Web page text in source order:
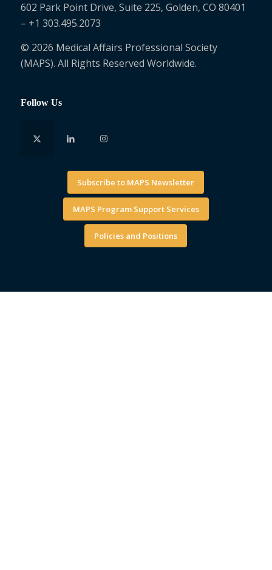
602 Park Point Drive, Suite 225, Golden, CO 80401
– +1 303.495.2073
© 2026 Medical Affairs Professional Society
(MAPS). All Rights Reserved Worldwide.
Follow Us
Subscribe to MAPS Newsletter
MAPS Program Support Services
Policies and Positions